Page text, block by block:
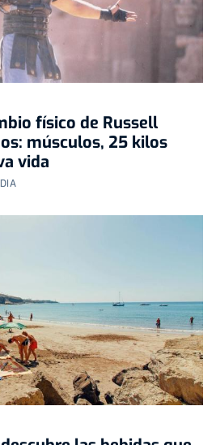
físico de Russell
músculos, 25 kilos
vida